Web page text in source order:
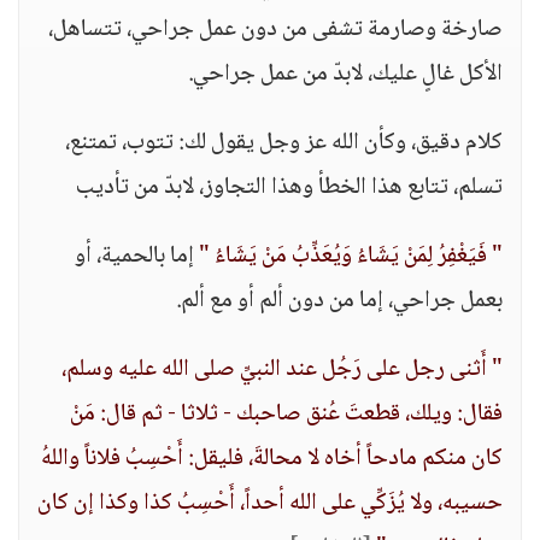
صارخة وصارمة تشفى من دون عمل جراحي، تتساهل،
الأكل غالٍ عليك، لابدّ من عمل جراحي.
كلام دقيق، وكأن الله عز وجل يقول لك: تتوب، تمتنع،
تسلم، تتابع هذا الخطأ وهذا التجاوز، لابدّ من تأديب
" فَيَغْفِرُ لِمَنْ يَشَاءُ وَيُعَذِّبُ مَنْ يَشَاءُ "إما بالحمية، أو
بعمل جراحي، إما من دون ألم أو مع ألم.
" أَثنى رجل على رَجُل عند النبيِّ صلى الله عليه وسلم،
فقال: ويلك، قطعتَ عُنق صاحبك - ثلاثا - ثم قال: مَنْ
كان منكم مادحاً أخاه لا محالةَ، فليقل: أَحْسِبُ فلاناً واللهُ
حسيبه، ولا يُزَكِّي على الله أحداً، أَحْسِبُ كذا وكذا إن كان